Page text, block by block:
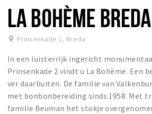
Zorgverzekering
Huisarts en eerste hulp
Q&A
KORTING
Breda Student Shop
Draai aan het rad!
LA BOHÈME BREDA
Prinsenkade 2, Breda
In een luisterrijk ingericht
Prinsenkade 2 vindt u La Bohème. Een
ver daarbuiten. De familie van
met bonbonbereiding sinds 1958. Met
familie Beuman het stokje